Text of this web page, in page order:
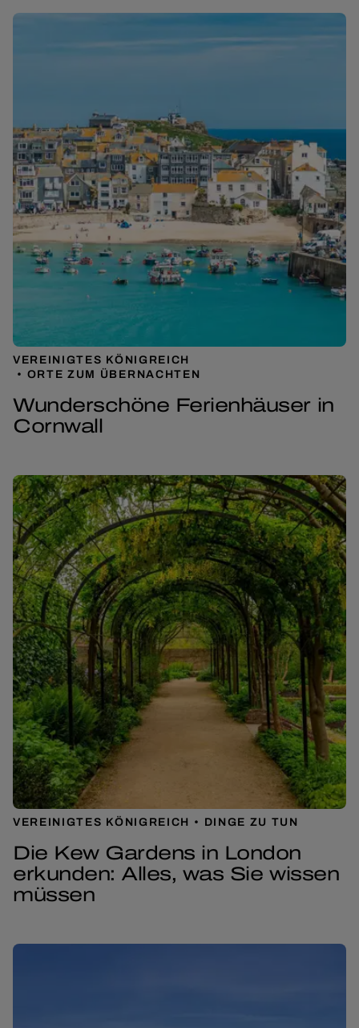
VEREINIGTES KÖNIGREICH
ORTE ZUM ÜBERNACHTEN
Wunderschöne Ferienhäuser in
Cornwall
VEREINIGTES KÖNIGREICH DINGE ZU TUN
Die Kew Gardens in London
erkunden: Alles, was Sie wissen
müssen